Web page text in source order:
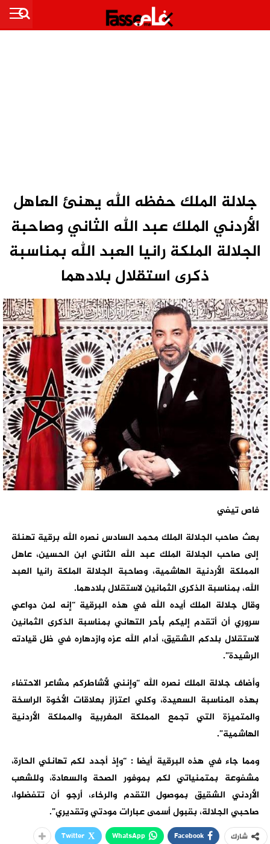
جلالة الملك حفظه الله يهنئ العاهل
الأردني الملك عبد الله الثاني وصاحبة
الجلالة الملكة رانيا العبد الله بمناسبة
ذكرى استقلال بلادهما
فاص تيفي
بعث صاحب الجلالة الملك محمد السادس نصره الله برقية تهنئة
إلى صاحب الجلالة الملك عبد الله الثاني ابن الحسين، عاهل
المملكة الأردنية الهاشمية، وصاحبة الجلالة الملكة رانيا العبد
الله، بمناسبة الذكرى الثمانين لاستقلال بلادهما.
وقال جلالة الملك أيده الله في هذه البرقية “إنه لمن دواعي
سروري أن أتقدم إليكم بأحر التهاني بمناسبة الذكرى الثمانين
لاستقلال بلدكم الشقيق، أدام الله عزه وازدهاره في ظل قيادته
الرشيدة”.
وأضاف جلالة الملك نصره الله “وإنني لأشاطركم مشاعر الاحتفاء
بهذه المناسبة السعيدة، وكلي اعتزاز بعلاقات الأخوة الراسخة
والمتميزة التي تجمع المملكة المغربية والمملكة الأردنية
الهاشمية”.
ومما جاء في هذه البرقية أيضا : “وإذ أجدد لكم تهانئي الحارة،
مشفوعة بمتمنياتي لكم بموفور الصحة والسعادة، وللشعب
الأردني الشقيق بموصول التقدم والرخاء، أرجو أن تتفضلوا،
صاحبي الجلالة، بقبول أسمى عبارات مودتي وتقديري”.
شارك Facebook
WhatsApp
Twitter